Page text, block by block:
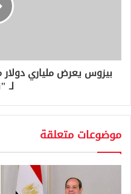
بيزوس يعرض ملياري
لـ
موضوعات متعلقة